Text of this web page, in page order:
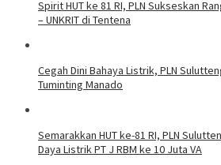
Spirit HUT ke 81 RI, PLN Sukseskan
– UNKRIT di Tentena
Cegah Dini Bahaya Listrik, PLN
Tuminting Manado
Semarakkan HUT ke-81 RI, PLN
Daya Listrik PT J RBM ke 10 Juta VA